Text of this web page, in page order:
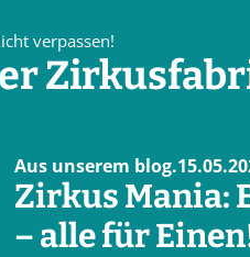
verpassen!
Aus unserem
Zirkus Mania:
– alle für